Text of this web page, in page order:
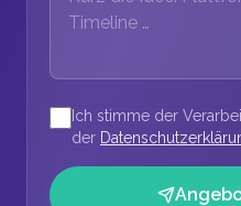
Ich stimme der
der